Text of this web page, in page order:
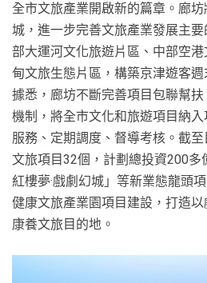
全市文旅產業開啟新的篇章。廊
城，進一步完善文旅產業發展主
部大運河文化旅遊片區、中部空
甸文旅生態片區，構築京津遊客週
據悉，廊坊不斷完善項目包聯幫
機制，將全市文化和旅遊項目納
服務、定期調度、督導考核。截
文旅項目32個，計劃總投資200多
紅樓夢·戲劇幻城」等新業態龍頭
健康文旅產業園項目建設，打造
康養文旅目的地。